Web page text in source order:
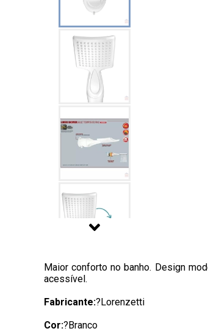
Maior conforto no banho. Design
acessível.
Fabricante:?Lorenzetti
Cor:?Branco